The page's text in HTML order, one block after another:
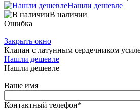
Нашли дешевле
В наличии
Ошибка
Закрыть окно
Клапан с латунным сердечником
Нашли дешевле
Нашли дешевле
Ваше имя
Контактный телефон*